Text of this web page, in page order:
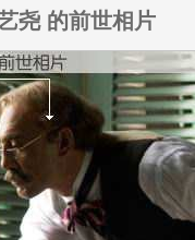
尧 的前世相片